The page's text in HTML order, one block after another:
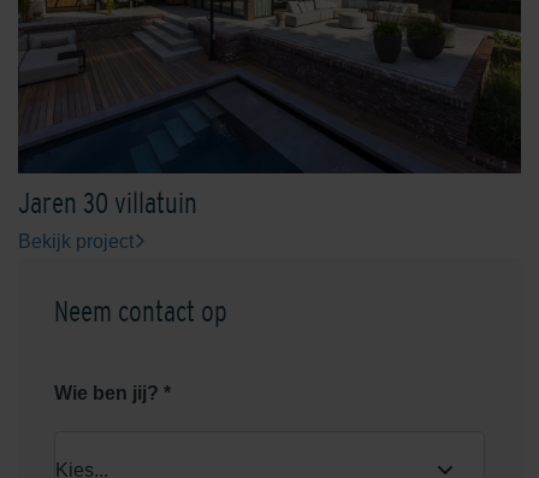
Jaren 30 villatuin
Bekijk project
Neem contact op
Wie ben jij? *